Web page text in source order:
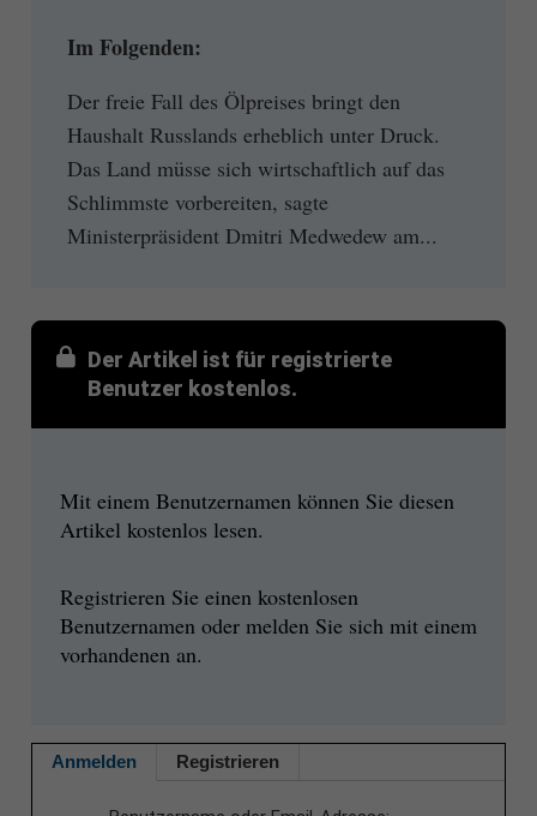
Im Folgenden:
Der freie Fall des Ölpreises bringt den
Haushalt Russlands erheblich unter Druck.
Das Land müsse sich wirtschaftlich auf das
Schlimmste vorbereiten, sagte
Ministerpräsident Dmitri Medwedew am...
Der Artikel ist für registrierte
Benutzer kostenlos.
Mit einem Benutzernamen können Sie diesen
Artikel kostenlos lesen.
Registrieren Sie einen kostenlosen
Benutzernamen oder melden Sie sich mit einem
vorhandenen an.
Anmelden Registrieren